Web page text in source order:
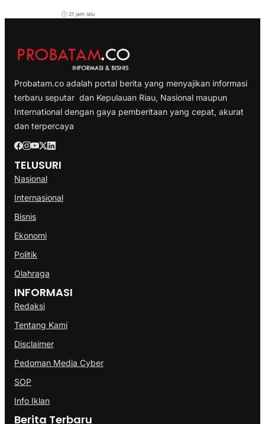
21 jam lalu
Probatam.co adalah portal berita yang menyajikan informasi
terbaru seputar dan Kepulauan Riau, Nasional maupun
International dengan gaya pemberitaan yang cepat, akurat
dan terpercaya
TELUSURI
Nasional
Internasional
Bisnis
Ekonomi
Politik
Olahraga
INFORMASI
Redaksi
Tentang Kami
Disclaimer
Pedoman Media Cyber
SOP
Info Iklan
Berita Terbaru